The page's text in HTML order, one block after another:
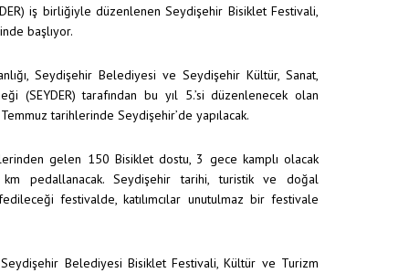
iş birliğiyle düzenlenen Seydişehir Bisiklet Festivali,
başlıyor.
Seydişehir Belediyesi ve Seydişehir Kültür, Sanat,
(SEYDER) tarafından bu yıl 5.’si düzenlenecek olan
tarihlerinde Seydişehir’de yapılacak.
gelen 150 Bisiklet dostu, 3 gece kamplı olacak
pedallanacak. Seydişehir tarihi, turistik ve doğal
festivalde, katılımcılar unutulmaz bir festivale
Belediyesi Bisiklet Festivali, Kültür ve Turizm